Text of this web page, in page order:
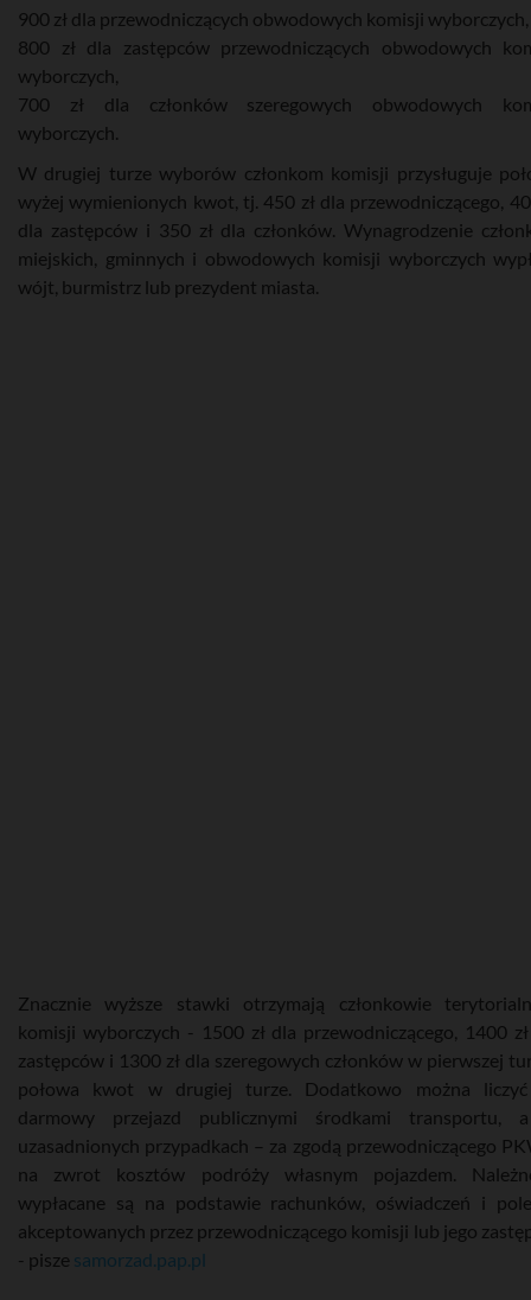
900 zł dla przewodniczących obwodowych komisji wyborczych,
800 zł dla zastępców przewodniczących obwodowych
wyborczych,
700 zł dla członków szeregowych obwodowych
wyborczych.
W drugiej turze wyborów członkom komisji przysługuje
wyżej wymienionych kwot, tj. 450 zł dla przewodniczącego,
dla zastępców i 350 zł dla członków. Wynagrodzenie
miejskich, gminnych i obwodowych komisji wyborczych
wójt, burmistrz lub prezydent miasta.
Znacznie wyższe stawki otrzymają członkowie
komisji wyborczych - 1500 zł dla przewodniczącego, 1400
zastępców i 1300 zł dla szeregowych członków w pierwszej
połowa kwot w drugiej turze. Dodatkowo można
darmowy przejazd publicznymi środkami transportu,
uzasadnionych przypadkach – za zgodą przewodniczącego
na zwrot kosztów podróży własnym pojazdem.
wypłacane są na podstawie rachunków, oświadczeń i
akceptowanych przez przewodniczącego komisji lub jego
- pisze samorzad.pap.pl